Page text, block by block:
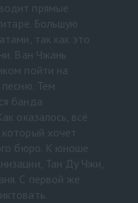
прямые
Большую
так как это
Ван Чжань
пойти на
Тем
банда
оказалось, всё
хочет
бюро. К юноше
Тан Ду Чжи,
С первой же